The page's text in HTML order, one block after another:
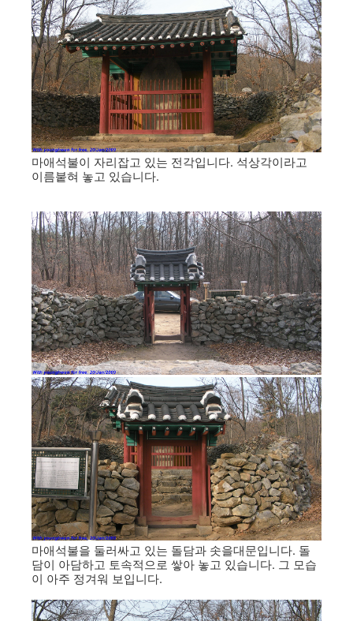
마애석불이 자리잡고 있는 전각입니다. 석상각이라고
이름붙혀 놓고 있습니다.
마애석불을 둘러싸고 있는 돌담과 솟을대문입니다. 돌
담이 아담하고 토속적으로 쌓아 놓고 있습니다. 그 모습
이 아주 정겨워 보입니다.